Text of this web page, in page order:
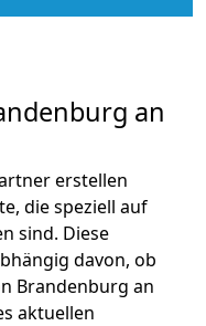
an
erstellen
die speziell auf
sind. Diese
davon, ob
Brandenburg an
aktuellen